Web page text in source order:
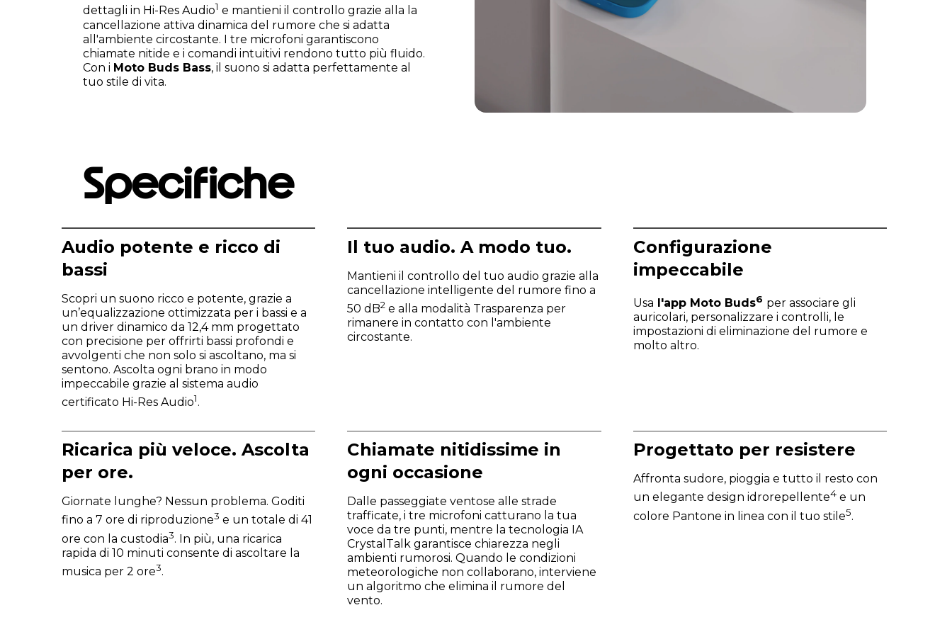
dettagli in Hi-Res Audio1 e mantieni il controllo grazie alla la
cancellazione attiva dinamica del rumore che si adatta
all'ambiente circostante. I tre microfoni garantiscono
chiamate nitide e i comandi intuitivi rendono tutto più fluido.
Con i Moto Buds Bass, il suono si adatta perfettamente al
tuo stile di vita.
Specifiche
Audio potente e ricco di
bassi
Scopri un suono ricco e potente, grazie a
un’equalizzazione ottimizzata per i bassi e a
un driver dinamico da 12,4 mm progettato
con precisione per offrirti bassi profondi e
avvolgenti che non solo si ascoltano, ma si
sentono. Ascolta ogni brano in modo
impeccabile grazie al sistema audio
certificato Hi-Res Audio1.
Il tuo audio. A modo tuo.
Mantieni il controllo del tuo audio grazie alla
cancellazione intelligente del rumore fino a
50 dB2 e alla modalità Trasparenza per
rimanere in contatto con l'ambiente
circostante.
Configurazione
impeccabile
Usa l'app Moto Buds6 per associare gli
auricolari, personalizzare i controlli, le
impostazioni di eliminazione del rumore e
molto altro.
Ricarica più veloce. Ascolta
per ore.
Giornate lunghe? Nessun problema. Goditi
fino a 7 ore di riproduzione3 e un totale di 41
ore con la custodia3. In più, una ricarica
rapida di 10 minuti consente di ascoltare la
musica per 2 ore3.
Chiamate nitidissime in
ogni occasione
Dalle passeggiate ventose alle strade
trafficate, i tre microfoni catturano la tua
voce da tre punti, mentre la tecnologia IA
CrystalTalk garantisce chiarezza negli
ambienti rumorosi. Quando le condizioni
meteorologiche non collaborano, interviene
un algoritmo che elimina il rumore del
vento.
Progettato per resistere
Affronta sudore, pioggia e tutto il resto con
un elegante design idrorepellente4 e un
colore Pantone in linea con il tuo stile5.